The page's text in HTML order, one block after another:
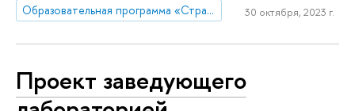
Образовательная программа «Стратегия и продюсирование в коммуникациях»
30 октября, 2023 г.
Проект заведующего